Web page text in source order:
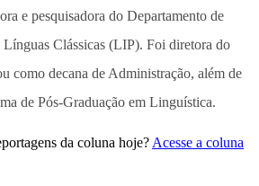
e pesquisadora do Departamento de
Clássicas (LIP). Foi diretora do
como decana de Administração, além de
de Pós-Graduação em Linguística.
da coluna hoje? Acesse a coluna